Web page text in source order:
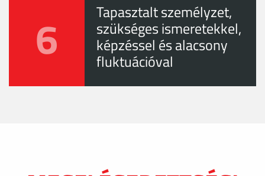
6 Tapasztalt személyzet,
szükséges ismeretekkel,
képzéssel és alacsony
fluktuációval